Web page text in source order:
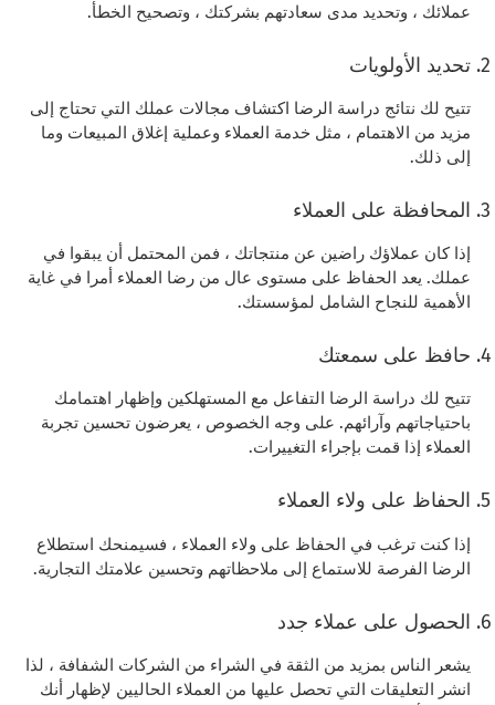
عملائك ، وتحديد مدى سعادتهم بشركتك ، وتصحيح الخطأ.
تحديد الأولويات
تتيح لك نتائج دراسة الرضا اكتشاف مجالات عملك التي تحتاج إلى
مزيد من الاهتمام ، مثل خدمة العملاء وعملية إغلاق المبيعات وما
إلى ذلك.
المحافظة على العملاء
إذا كان عملاؤك راضين عن منتجاتك ، فمن المحتمل أن يبقوا في
عملك. يعد الحفاظ على مستوى عال من رضا العملاء أمرا في غاية
الأهمية للنجاح الشامل لمؤسستك.
حافظ على سمعتك
تتيح لك دراسة الرضا التفاعل مع المستهلكين وإظهار اهتمامك
باحتياجاتهم وآرائهم. على وجه الخصوص ، يعرضون تحسين تجربة
العملاء إذا قمت بإجراء التغييرات.
الحفاظ على ولاء العملاء
إذا كنت ترغب في الحفاظ على ولاء العملاء ، فسيمنحك استطلاع
الرضا الفرصة للاستماع إلى ملاحظاتهم وتحسين علامتك التجارية.
الحصول على عملاء جدد
يشعر الناس بمزيد من الثقة في الشراء من الشركات الشفافة ، لذا
انشر التعليقات التي تحصل عليها من العملاء الحاليين لإظهار أنك